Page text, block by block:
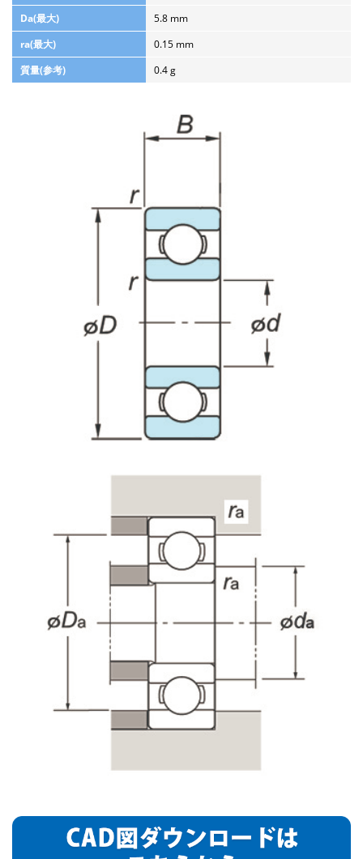
Da(最大)
5.8 mm
ra(最大)
0.15 mm
質量(参考)
0.4 g